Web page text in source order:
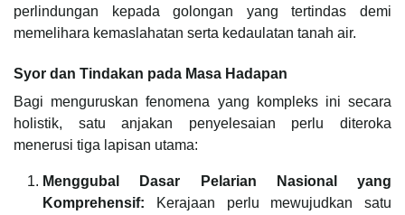
perlindungan kepada golongan yang tertindas demi
memelihara kemaslahatan serta kedaulatan tanah air.
Syor dan Tindakan pada Masa Hadapan
Bagi menguruskan fenomena yang kompleks ini secara
holistik, satu anjakan penyelesaian perlu diteroka
menerusi tiga lapisan utama:
Menggubal Dasar Pelarian Nasional yang
Komprehensif:
Kerajaan perlu mewujudkan satu